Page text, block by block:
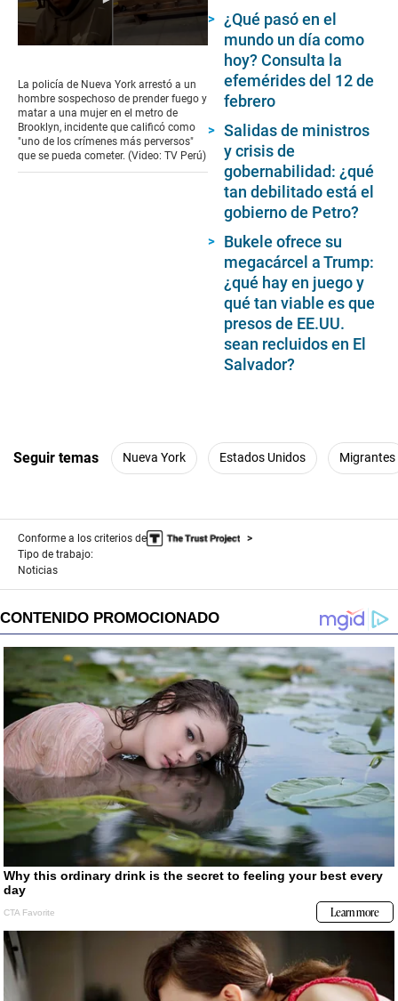
of
44
seconds
La policía de Nueva York arrestó a un
hombre sospechoso de prender fuego y
matar a una mujer en el metro de
Brooklyn, incidente que calificó como
"uno de los crímenes más perversos"
que se pueda cometer. (Video: TV Perú)
¿Qué pasó en el
mundo un día como
hoy? Consulta la
efemérides del 12 de
febrero
Salidas de ministros
y crisis de
gobernabilidad: ¿qué
tan debilitado está el
gobierno de Petro?
Bukele ofrece su
megacárcel a Trump:
¿qué hay en juego y
qué tan viable es que
presos de EE.UU.
sean recluidos en El
Salvador?
Seguir temas Nueva York Estados Unidos Migrantes
Conforme a los criterios de
Tipo de trabajo:
Noticias